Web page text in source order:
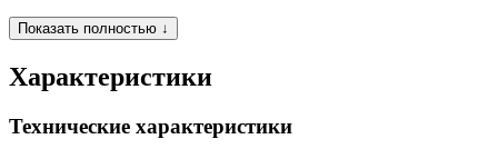
Показать полностью ↓
Характеристики
Технические характеристики